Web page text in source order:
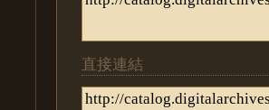
直接連結